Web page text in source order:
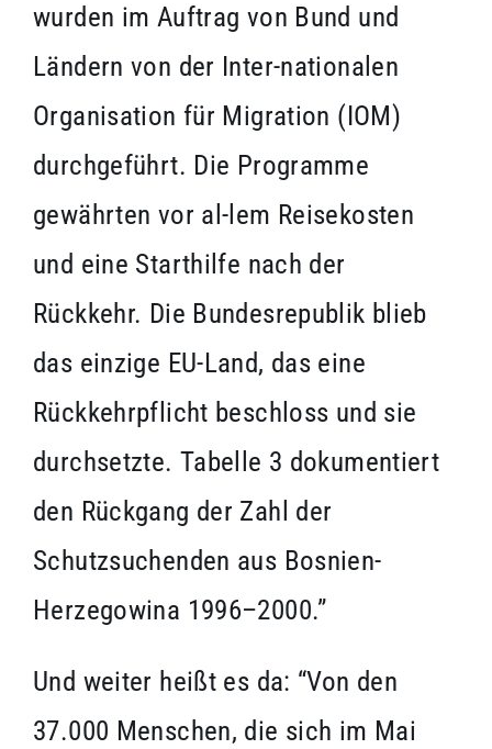
wurden im Auftrag von Bund und
Ländern von der Inter-nationalen
Organisation für Migration (IOM)
durchgeführt. Die Programme
gewährten vor al-lem Reisekosten
und eine Starthilfe nach der
Rückkehr. Die Bundesrepublik blieb
das einzige EU-Land, das eine
Rückkehrpflicht beschloss und sie
durchsetzte. Tabelle 3 dokumentiert
den Rückgang der Zahl der
Schutzsuchenden aus Bosnien-
Herzegowina 1996–2000.”
Und weiter heißt es da: “Von den
37.000 Menschen, die sich im Mai